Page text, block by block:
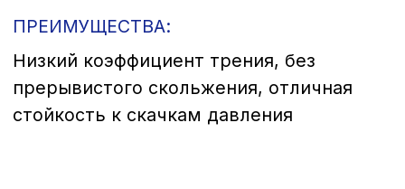
Посадочное место и рекомендации